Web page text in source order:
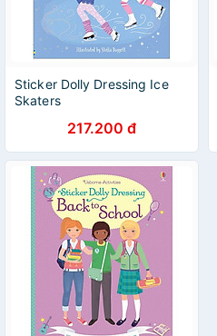
Sticker Dolly Dressing Ice
Skaters
217.200 đ